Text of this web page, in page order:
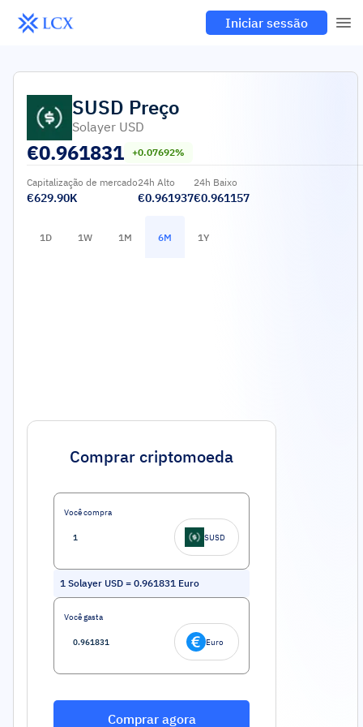
Iniciar sessão
SUSD Preço
Solayer USD
€0.961831 +0.07692%
Capitalização de mercado
€629.90K
24h Alto
€0.961937
24h Baixo
€0.961157
1D 1W 1M 6M 1Y
Comprar criptomoeda
Você compra
SUSD
1 Solayer USD = 0.961831 Euro
Você gasta
Euro
Comprar agora